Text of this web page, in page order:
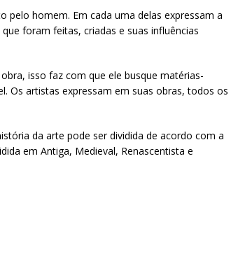
pelo homem. Em cada uma delas expressam a
foram feitas, criadas e suas influências
isso faz com que ele busque matérias-
Os artistas expressam em suas obras, todos os
da arte pode ser dividida de acordo com a
em Antiga, Medieval, Renascentista e